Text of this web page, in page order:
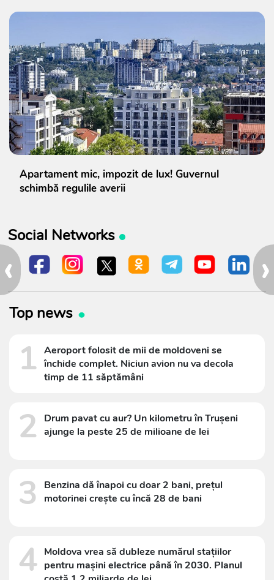
›
‹
Apartament mic, impozit de lux! Guvernul
schimbă regulile averii
Social Networks
Top news
1 Aeroport folosit de mii de moldoveni se
închide complet. Niciun avion nu va decola
timp de 11 săptămâni
2
Drum pavat cu aur? Un kilometru în Trușeni
ajunge la peste 25 de milioane de lei
3
Benzina dă înapoi cu doar 2 bani, prețul
motorinei crește cu încă 28 de bani
4 Moldova vrea să dubleze numărul stațiilor
pentru mașini electrice până în 2030. Planul